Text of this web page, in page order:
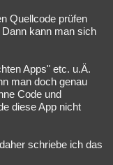
Quellcode prüfen
kann man sich
Apps" etc. u.Ä.
man doch genau
Code und
diese App nicht
schriebe ich das